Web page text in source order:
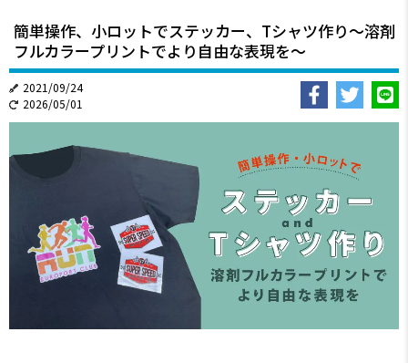
簡単操作、小ロットでステッカー、Tシャツ作り～溶剤
フルカラープリントでより自由な表現を～
2021/09/24
2026/05/01